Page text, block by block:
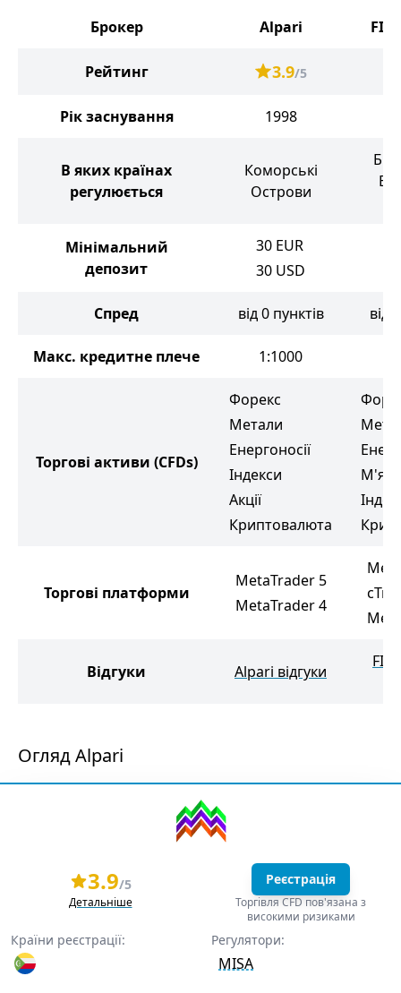
Брокер Alpari
Рейтинг 3.9/5
Рік заснування 1998
В яких країнах
регулюється
Коморські
Острови
Мінімальний
депозит
30 EUR
30 USD
Спред від 0 пунктів від
Макс. кредитне плече 1:1000
Торгові активи (CFDs)
Форекс
Метали
Енергоносії
Індекси
Акції
Криптовалюта
Торгові платформи
MetaTrader 5
MetaTrader 4
Відгуки Alpari відгуки
Огляд Alpari
3.9/5
Детальніше
Реєстрація
Торгівля CFD пов'язана з
високими ризиками
Країни реєстрації: Регулятори:
MISA